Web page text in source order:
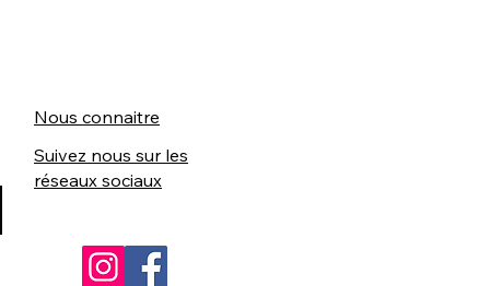
Nous connaitre
Suivez nous sur les
réseaux sociaux